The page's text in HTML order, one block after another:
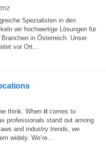
Spezialisten in den
wir hochwertige Lösungen für
in Österreich. Unser
vor Ort...
think. When itcomes to
professionals stand out among
and industry trends, we
widely. We’re...